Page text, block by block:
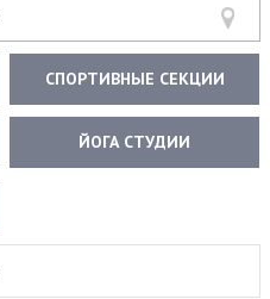
СПОРТИВНЫЕ СЕКЦИИ
ЙОГА СТУДИИ